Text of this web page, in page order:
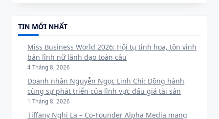
TIN MỚI NHẤT
Miss Business World 2026:
Hội tụ tinh hoa, tôn vinh bản
4 Tháng 8, 2026